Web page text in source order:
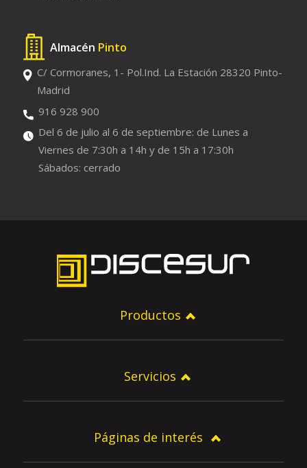
Almacén Pinto
C/ Cormoranes, 1- Pol.Ind. La Estación 28320 Pinto-
Madrid
916 928 900
Del 6 de julio al 6 de septiembre: de Lunes a
Viernes de 7:30h a 14h y de 15h a 17:30h
Sábados: cerrado
Productos
Servicios
Páginas de interés